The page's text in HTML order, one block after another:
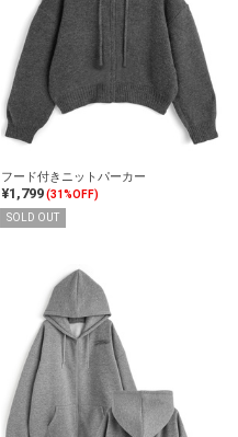
フード付きニットパーカー
¥1,799(31%OFF)
SOLD OUT